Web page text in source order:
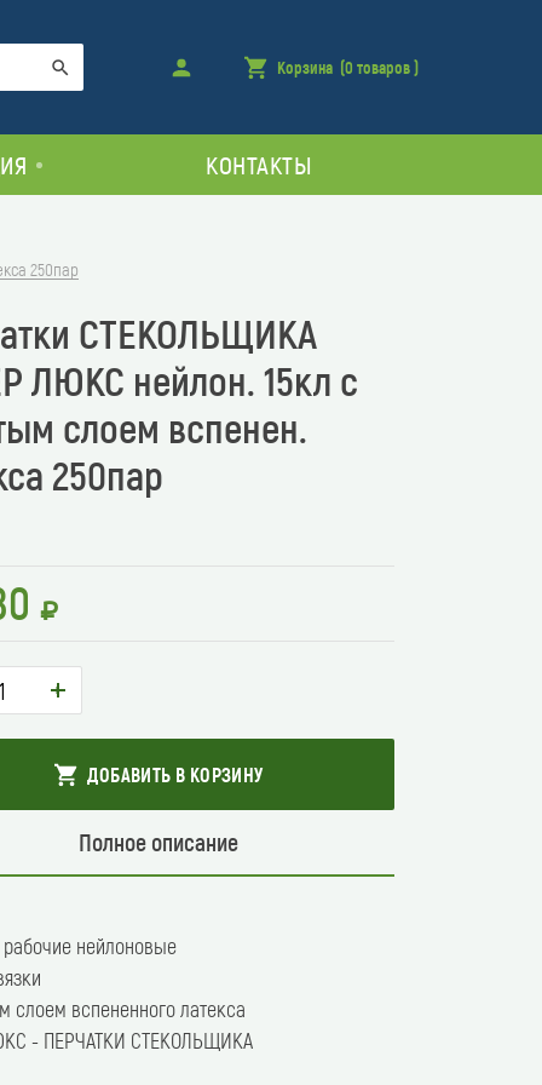
Поиск
Войти Корзина
товара
(0 товаров )
КОНТАКТЫ
250пар
СТЕКОЛЬЩИКА
ЛЮКС нейлон. 15кл с
слоем вспенен.
250пар
+
ДОБАВИТЬ В КОРЗИНУ
Полное описание
рабочие нейлоновые
слоем вспененного латекса
- ПЕРЧАТКИ СТЕКОЛЬЩИКА